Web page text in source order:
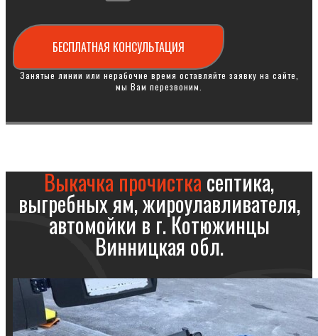
БЕСПЛАТНАЯ КОНСУЛЬТАЦИЯ
Занятые линии или нерабочие время оставляйте заявку на сайте,
мы Вам перезвоним.
Выкачка прочисткасептика,
выгребных ям, жироулавливателя,
автомойки в г. Котюжинцы
Винницкая обл.